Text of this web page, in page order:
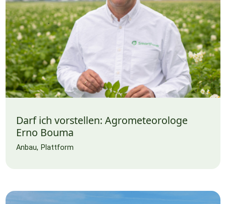
Darf ich vorstellen: Agrometeorologe
Erno Bouma
Anbau Plattform